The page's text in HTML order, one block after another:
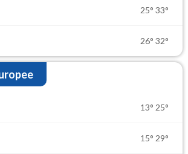
25° 33°
26° 32°
13° 25°
15° 29°